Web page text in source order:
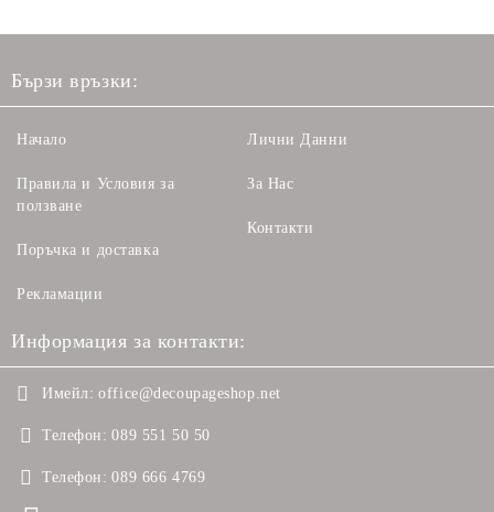
Бързи връзки:
Начало
Правила и Условия за
ползване
Поръчка и доставка
Рекламации
Лични Данни
За Нас
Контакти
Информация за контакти:
Имейл: office@decoupageshop.net
Телефон: 089 551 50 50
Телефон: 089 666 4769